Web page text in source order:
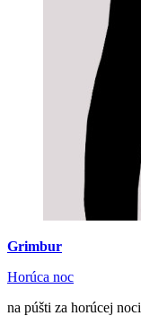
Grimbur
Horúca noc
na púšti za horúcej noci